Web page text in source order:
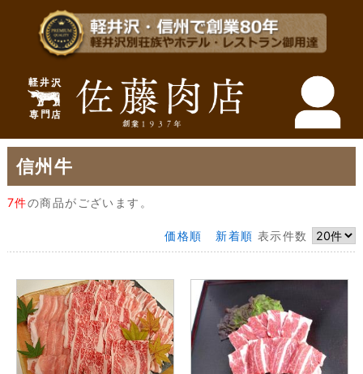
信州牛
7件の商品がございます。
価格順 新着順 表示件数